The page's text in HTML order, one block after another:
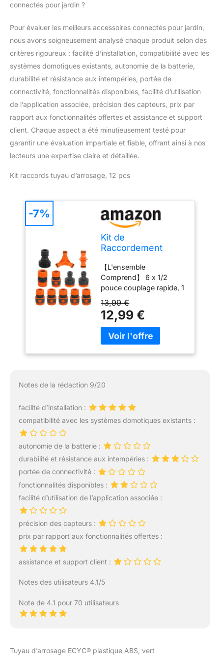
connectés pour jardin ?
Pour évaluer les meilleurs accessoires connectés pour jardin,
nous avons soigneusement analysé chaque produit selon des
critères rigoureux : facilité d’installation, compatibilité avec les
systèmes domotiques existants, autonomie de la batterie,
durabilité et résistance aux intempéries, portée de
connectivité, fonctionnalités disponibles, facilité d’utilisation
de l’application associée, précision des capteurs, prix par
rapport aux fonctionnalités offertes et assistance et support
client. Chaque aspect a été minutieusement testé pour
garantir une évaluation impartiale et fiable, offrant ainsi à nos
lecteurs une expertise claire et détaillée.
Kit raccords tuyau d’arrosage, 12 pcs
Kit de
Raccordement
Raccords Rapides,
Accessoires Double
Fiche Y, Rallonge
1/2" - Tuyau 2 en 1
【L'ensemble
Comprend】 6 x 1/2
pouce couplage rapide, 1
x Connexion de
maintenance du tuyau
en plastique, 2 x 2
adaptateur de robinet
dans le navire, 1 x Y
DN15 Tube (diamètre
plupart du tube DN15
standard (16 mm)
compatible compatible.
Qualité】 Le kit de
connecteur de tuyau est
en plastique robuste. Il
est robuste et rouillé,
fermé et durable. La
connexion ennuyeuse et
plupart des systèmes de
gicleurs et des systèmes
【Facile à Installer】 Le
fessé Arrosage Tuyau
peut être fermement
quelques secondes.
13,99 €
12,99 €
-7%
Notes de la rédaction 9/20
facilité d’installation :
compatibilité avec les systèmes domotiques existants :
autonomie de la batterie :
durabilité et résistance aux intempéries :
portée de connectivité :
fonctionnalités disponibles :
facilité d’utilisation de l’application associée :
précision des capteurs :
prix par rapport aux fonctionnalités offertes :
assistance et support client :
Notes des utilisateurs 4.1/5
Note de 4.1 pour 70 utilisateurs
Tuyau d’arrosage ECYC® plastique ABS, vert